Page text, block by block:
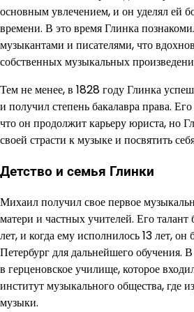
основным увлечением, и он уделял ей
времени. В это время Глинка
музыкантами и писателями, что
собственных музыкальных
Тем не менее, в 1828 году Глинка
и получил степень бакалавра права.
что он продолжит карьеру юриста, но
своей страсти к музыке и посвятить
Детство и семья Глинки
Михаил получил свое первое
матери и частных учителей. Его
лет, и когда ему исполнилось 13 лет, он
Петербург для дальнейшего обучения.
в герценовское училище, которое
институт музыкального общества, где
музыки.